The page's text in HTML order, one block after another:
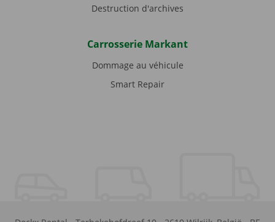
Destruction d'archives
Carrosserie Markant
Dommage au véhicule
Smart Repair